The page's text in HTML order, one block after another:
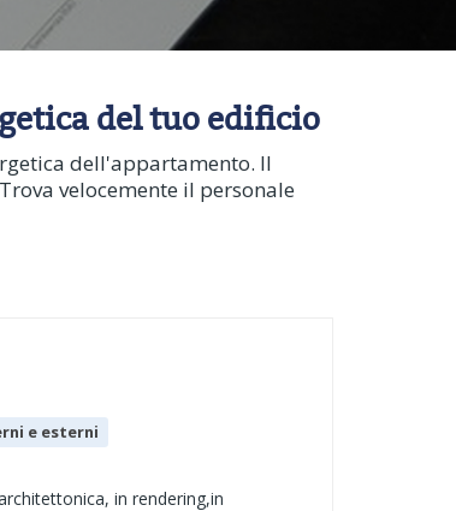
del tuo edificio
dell'appartamento. Il
velocemente il personale
e esterni
in rendering,in